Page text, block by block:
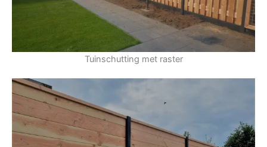
Tuinschutting met raster